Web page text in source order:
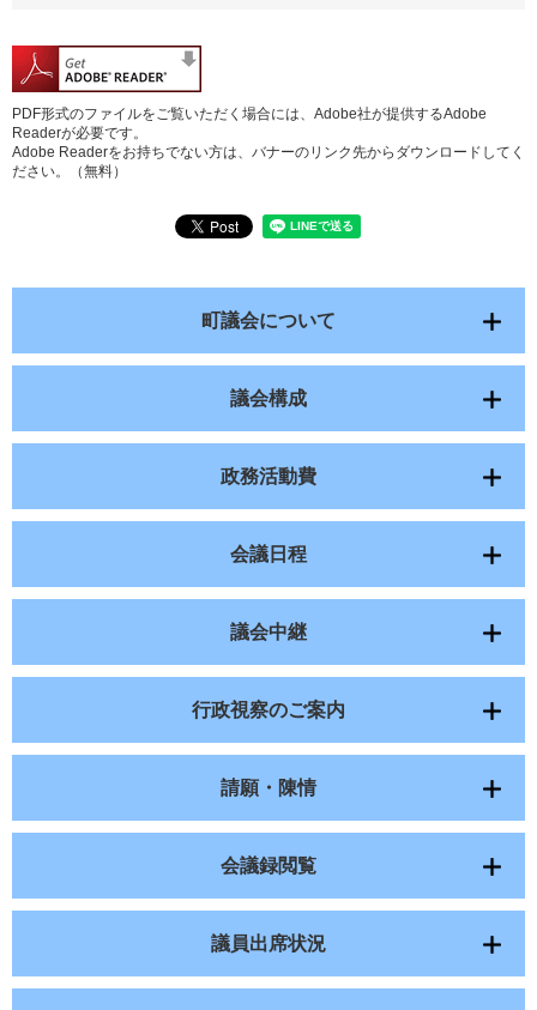
PDF形式のファイルをご覧いただく場合には、Adobe社が提供するAdobe
Readerが必要です。
Adobe Readerをお持ちでない方は、バナーのリンク先からダウンロードしてく
ださい。（無料）
町議会について
議会構成
政務活動費
会議日程
議会中継
行政視察のご案内
請願・陳情
会議録閲覧
議員出席状況